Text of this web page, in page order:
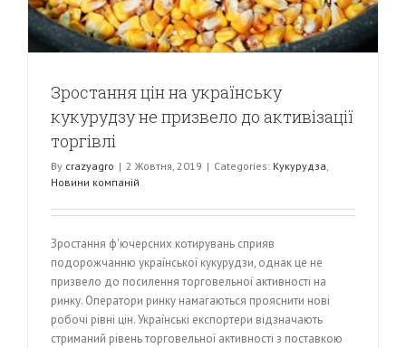
Зростання цін на українську
кукурудзу не призвело до активізації
торгівлі
By crazyagro | 2 Жовтня, 2019 | Categories: Кукурудза
Новини компаній
Зростання ф'ючерсних котирувань сприяв
подорожчанню української кукурудзи, однак це не
призвело до посилення торговельної активності на
ринку. Оператори ринку намагаються прояснити нові
робочі рівні цін. Українські експортери відзначають
стриманий рівень торговельної активності з поставкою